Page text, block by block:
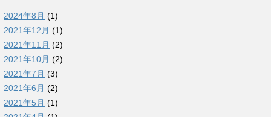
2024年8月 (1)
2021年12月 (1)
2021年11月 (2)
2021年10月 (2)
2021年7月 (3)
2021年6月 (2)
2021年5月 (1)